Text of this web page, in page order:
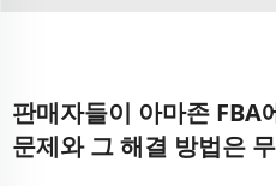
판매자들이 아마존 FBA
문제와 그 해결 방법은